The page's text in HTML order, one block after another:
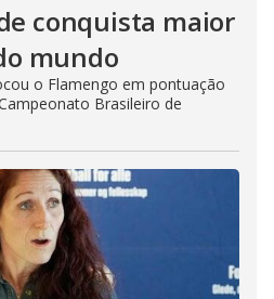
conquista maior
mundo
o Flamengo em pontuação
Brasileiro de